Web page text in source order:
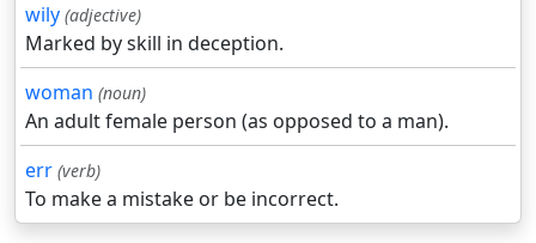
wily (adjective)
Marked by skill in deception.
woman (noun)
An adult female person (as opposed to a man).
err (verb)
To make a mistake or be incorrect.